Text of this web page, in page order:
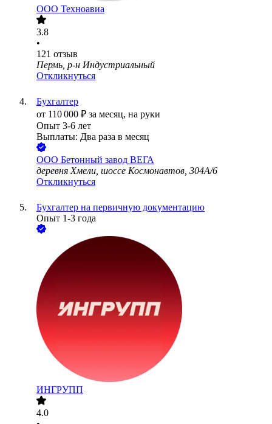
ООО Техноавиа
3.8
•
121 отзыв
Пермь, р-н Индустриальный
Откликнуться
Бухгалтер
от 110 000 ₽ за месяц, на руки
Опыт 3-6 лет
Выплаты: Два раза в месяц
ООО Бетонный завод ВЕГА
деревня Хмели, шоссе Космонавтов, 304А/6
Откликнуться
Бухгалтер на первичную документацию
Опыт 1-3 года
ИНГРУПП
4.0